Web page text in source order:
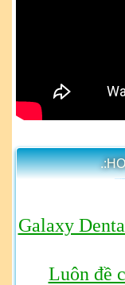
Galaxy
Luôn đề